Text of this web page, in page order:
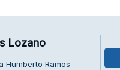
Lozano
Humberto Ramos